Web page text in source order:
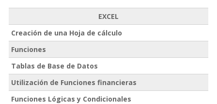
EXCEL
Creación de una Hoja de cálculo
Funciones
Tablas de Base de Datos
Utilización de Funciones financieras
Funciones Lógicas y Condicionales